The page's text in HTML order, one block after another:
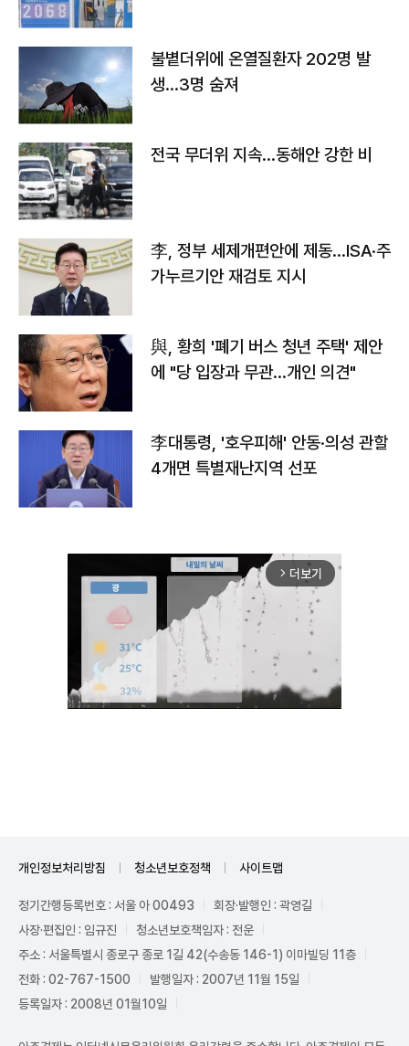
불볕더위에 온열질환자 202명 발
생…3명 숨져
전국 무더위 지속…동해안 강한 비
李, 정부 세제개편안에 제동…ISA·주
가누르기안 재검토 지시
與, 황희 '폐기 버스 청년 주택' 제안
에 "당 입장과 무관…개인 의견"
李대통령, '호우피해' 안동·의성 관할
4개면 특별재난지역 선포
arrow_forward_ios 더보기
개인정보처리방침 청소년보호정책 사이트맵
정기간행등록번호 : 서울 아 00493
회장·발행인 : 곽영길
사장·편집인 : 임규진
청소년보호책임자 : 전운
주소 : 서울특별시 종로구 종로 1길 42(수송동 146-1) 이마빌딩 11층
전화 : 02-767-1500
발행일자 : 2007년 11월 15일
등록일자 : 2008년 01월10일